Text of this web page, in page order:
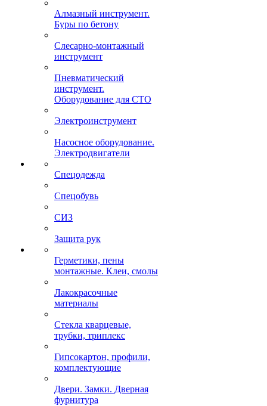
Алмазный инструмент.
Буры по бетону
Слесарно-монтажный
инструмент
Пневматический
инструмент.
Оборудование для СТО
Электроинструмент
Насосное оборудование.
Электродвигатели
Спецодежда
Спецобувь
СИЗ
Защита рук
Герметики, пены
монтажные. Клеи, смолы
Лакокрасочные
материалы
Стекла кварцевые,
трубки, триплекс
Гипсокартон, профили,
комплектующие
Двери. Замки. Дверная
фурнитура